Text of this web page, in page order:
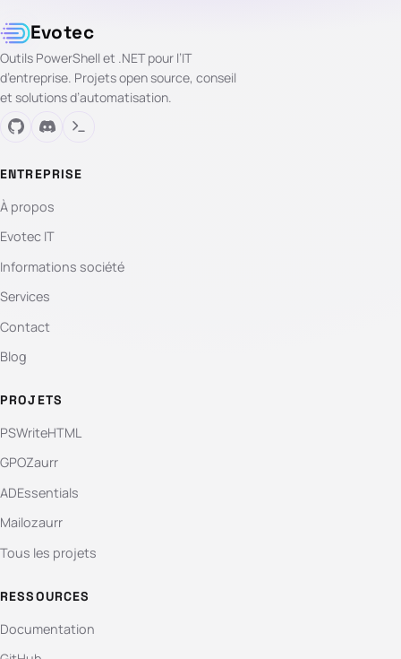
Evotec
Outils PowerShell et .NET pour l’IT
d’entreprise. Projets open source, conseil
et solutions d’automatisation.
ENTREPRISE
À propos
Evotec IT
Informations société
Services
Contact
Blog
PROJETS
PSWriteHTML
GPOZaurr
ADEssentials
Mailozaurr
Tous les projets
RESSOURCES
Documentation